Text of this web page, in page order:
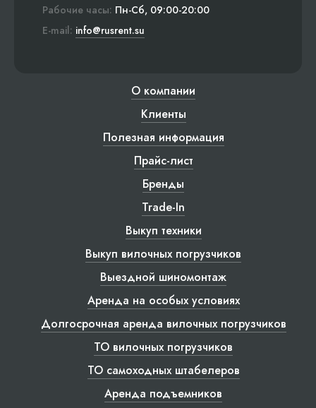
Рабочие часы: Пн-Сб, 09:00-20:00
E-mail: info@rusrent.su
О компании
Клиенты
Полезная информация
Прайс-лист
Бренды
Trade-In
Выкуп техники
Выкуп вилочных погрузчиков
Выездной шиномонтаж
Аренда на особых условиях
Долгосрочная аренда вилочных погрузчиков
ТО вилочных погрузчиков
ТО самоходных штабелеров
Аренда подъемников